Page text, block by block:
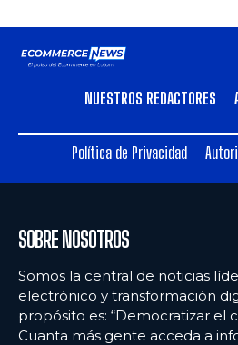
NUESTROS REDACTORES
Política de Privacidad
SOBRE NOSOTROS
Somos la central de noticias
electrónico y transformación
propósito es: “Democratizar el
Cuanta más gente acceda a